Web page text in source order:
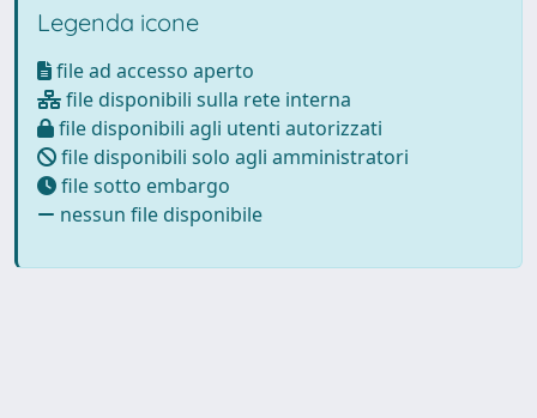
Legenda icone
file ad accesso aperto
file disponibili sulla rete interna
file disponibili agli utenti autorizzati
file disponibili solo agli amministratori
file sotto embargo
nessun file disponibile